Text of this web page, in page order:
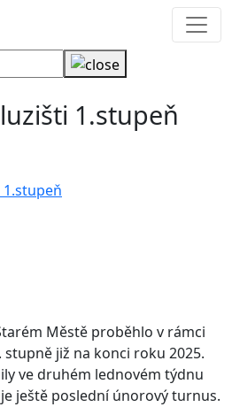
1.stupeň
Městě proběhlo v rámci
stupně již na konci roku 2025.
ve druhém lednovém týdnu
ještě poslední únorový turnus.